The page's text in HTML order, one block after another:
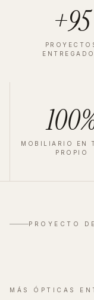
+95
MOBILIARIO EN
PROPIO
PROYECTO
Zeiss
MÁS ÓPTICAS